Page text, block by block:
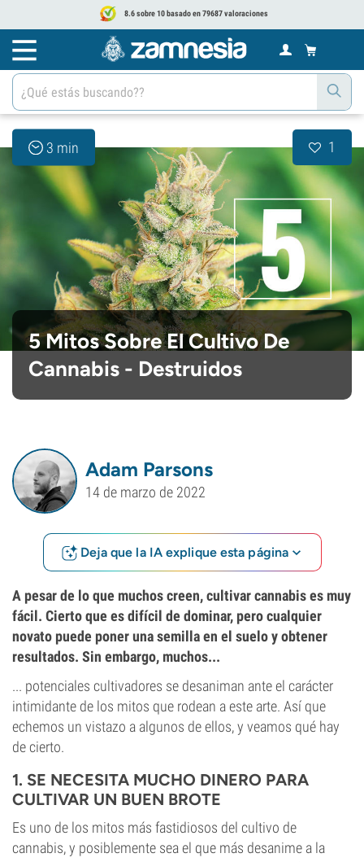
8.6 sobre 10 basado en 79687 valoraciones
3 min 1
5 Mitos Sobre El Cultivo De
Cannabis - Destruidos
Adam Parsons
14 de marzo de 2022
Deja que la IA explique esta página
A pesar de lo que muchos creen, cultivar cannabis es muy
fácil. Cierto que es difícil de dominar, pero cualquier
novato puede poner una semilla en el suelo y obtener
resultados. Sin embargo, muchos...
... potenciales cultivadores se desaniman ante el carácter
intimidante de los mitos que rodean a este arte. Así que
echemos un vistazo a algunos de ellos, y veamos qué hay
de cierto.
1. SE NECESITA MUCHO DINERO PARA
CULTIVAR UN BUEN BROTE
Es uno de los mitos más fastidiosos del cultivo de
cannabis, y posiblemente sea el que más desanime a la